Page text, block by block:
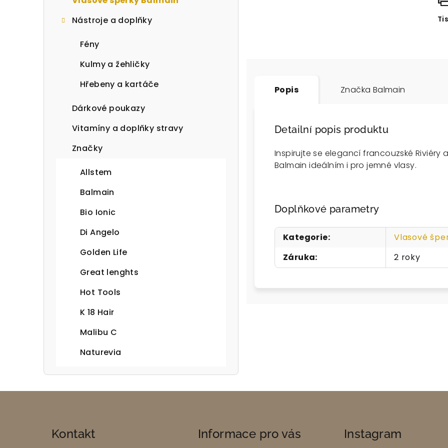
Nástroje a doplňky
Fény
Kulmy a žehličky
Hřebeny a kartáče
Dárkové poukazy
Vitamíny a doplňky stravy
Značky
Allstem
Balmain
Bio Ionic
Di Angelo
Golden Life
Great lenghts
Hot Tools
K 18 Hair
Malibu C
Naturevia
Popis Značka Balmain
Detailní popis produktu
Inspirujte se elegancí francouzské Riviéry
Balmain ideálním i pro jemné vlasy.
Doplňkové parametry
Kategorie:
Vlasové
Záruka: 2 roky
Kontakt Informace pro vás Instagram